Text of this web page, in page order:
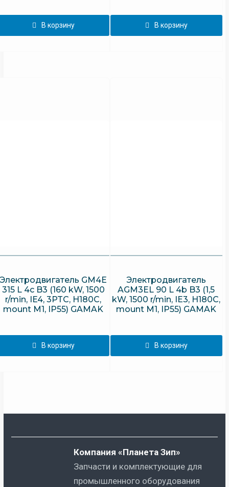
В корзину В корзину
Электродвигатель GM4E
315 L 4c B3 (160 kW, 1500
r/min, IE4, 3PTC, H180C,
mount M1, IP55) GAMAK
В корзину
Электродвигатель
AGM3EL 90 L 4b B3 (1,5
kW, 1500 r/min, IE3, H180C,
mount M1, IP55) GAMAK
В корзину
Компания «Планета Зип»
Запчасти и комплектующие для
промышленного оборудования